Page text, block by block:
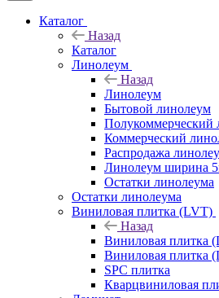
Каталог
Назад
Каталог
Линолеум
Назад
Линолеум
Бытовой линолеум
Полукоммерческий
Коммерческий
Распродажа
Линолеум ширина
Остатки линолеума
Остатки линолеума
Виниловая плитка (LVT)
Назад
Виниловая плитка
Виниловая плитка
SPC плитка
Кварцвиниловая